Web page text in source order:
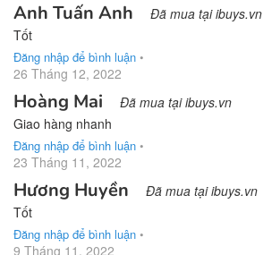
Anh Tuấn Anh Đã mua tại ibuys.vn
Tốt
Đăng nhập để bình luận •
26 Tháng 12, 2022
Hoàng Mai Đã mua tại ibuys.vn
Giao hàng nhanh
Đăng nhập để bình luận •
23 Tháng 11, 2022
Hương Huyền Đã mua tại ibuys.vn
Tốt
Đăng nhập để bình luận •
9 Tháng 11, 2022